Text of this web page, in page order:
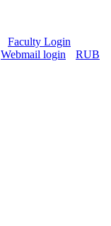
Faculty Login
Webmail login
RUB